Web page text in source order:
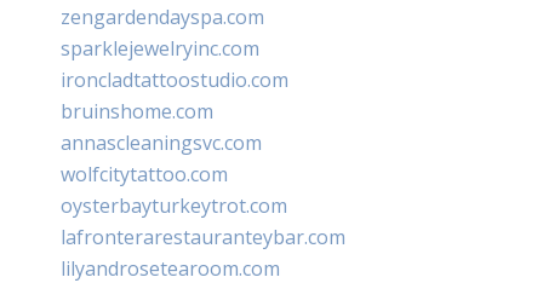
zengardendayspa.com
sparklejewelryinc.com
ironcladtattoostudio.com
bruinshome.com
annascleaningsvc.com
wolfcitytattoo.com
oysterbayturkeytrot.com
lafronterarestauranteybar.com
lilyandrosetearoom.com